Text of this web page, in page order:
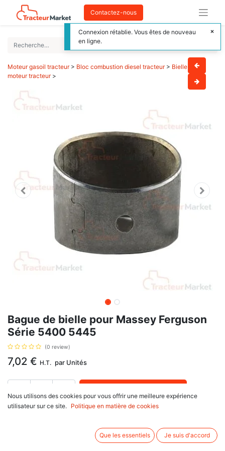
Contactez-nous
Moteur gasoil tracteur> Bloc combustion diesel tracteur> Bielle
moteur tracteur>
Bague de bielle pour Massey Ferguson
Série 5400 5445
(0 review)
7,02 € H.T. par Unités
Délai de livraison : 1 semaine
Bague de bielle pour Massey Ferguson Série 5400 5445, avec pour
référence d'origine : 4224827M1, 3112A005. Se monte sur :
Nous utilisons des cookies pour vous offrir une meilleure expérience
utilisateur sur ce site.
Politique en matière de cookies
Que les essentiels Je suis d'accord
Connexion rétablie. Vous êtes de nouveau
en ligne.